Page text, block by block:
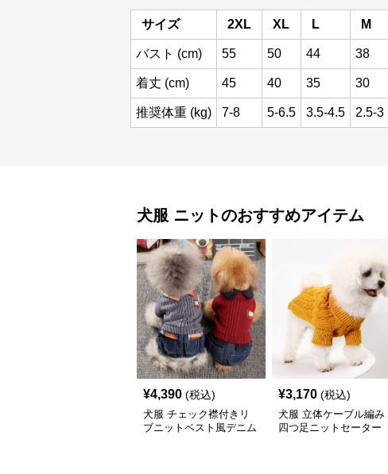
サイズ 2XL XL L M
バスト (cm) 55 50 44 38
着丈 (cm) 45 40 35 30
推奨体重 (kg) 7-8 5-6.5 3.5-4.5 2.5-3
犬服 ニットのおすすめアイテム
¥4,390 (税込)
犬服 チェック襟付きリ
ブニットベスト風デニム
¥3,170 (税込)
犬服 立体ケーブル編み
四つ足ニットセーター